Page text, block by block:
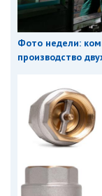
Фото недели:
производство